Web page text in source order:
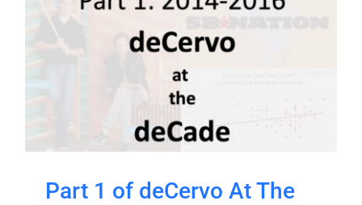
Part 1 of deCervo At The